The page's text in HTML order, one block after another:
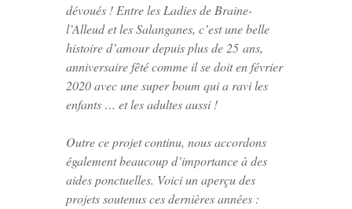
dévoués ! Entre les Ladies de Braine-
l’Alleud et les Salanganes, c’est une belle
histoire d’amour depuis plus de 25 ans,
anniversaire fêté comme il se doit en février
2020 avec une super boum qui a ravi les
enfants … et les adultes aussi !
Outre ce projet continu, nous accordons
également beaucoup d’importance à des
aides ponctuelles. Voici un aperçu des
projets soutenus ces dernières années :